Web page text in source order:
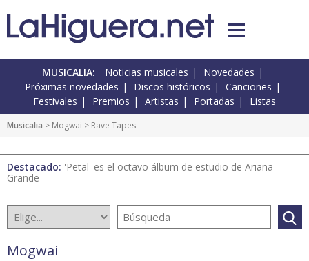
MUSICALIA: Noticias musicales
Novedades
Próximas novedades
Discos históricos
Canciones
Festivales
Premios Artistas Portadas Listas
Musicalia > Mogwai > Rave Tapes
Destacado: 'Petal' es el octavo álbum de estudio de Ariana
Grande
Mogwai